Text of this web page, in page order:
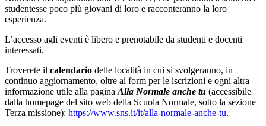
studentesse poco più giovani di loro e racconteranno la loro
esperienza.
L’accesso agli eventi è libero e prenotabile da studenti e docenti
interessati.
Troverete il calendario delle località in cui si svolgeranno, in
continuo aggiornamento, oltre ai form per le iscrizioni e ogni altra
informazione utile alla pagina Alla Normale anche tu (accessibile
dalla homepage del sito web della Scuola Normale, sotto la sezione
Terza missione): https://www.sns.it/it/alla-normale-anche-tu.